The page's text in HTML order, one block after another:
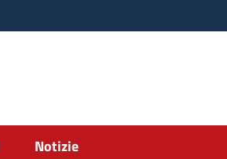
Notizie